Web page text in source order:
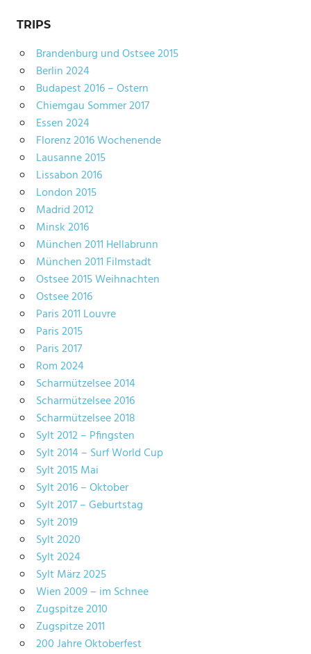
TRIPS
Brandenburg und Ostsee 2015
Berlin 2024
Budapest 2016 – Ostern
Chiemgau Sommer 2017
Essen 2024
Florenz 2016 Wochenende
Lausanne 2015
Lissabon 2016
London 2015
Madrid 2012
Minsk 2016
München 2011 Hellabrunn
München 2011 Filmstadt
Ostsee 2015 Weihnachten
Ostsee 2016
Paris 2011 Louvre
Paris 2015
Paris 2017
Rom 2024
Scharmützelsee 2014
Scharmützelsee 2016
Scharmützelsee 2018
Sylt 2012 – Pfingsten
Sylt 2014 – Surf World Cup
Sylt 2015 Mai
Sylt 2016 – Oktober
Sylt 2017 – Geburtstag
Sylt 2019
Sylt 2020
Sylt 2024
Sylt März 2025
Wien 2009 – im Schnee
Zugspitze 2010
Zugspitze 2011
200 Jahre Oktoberfest